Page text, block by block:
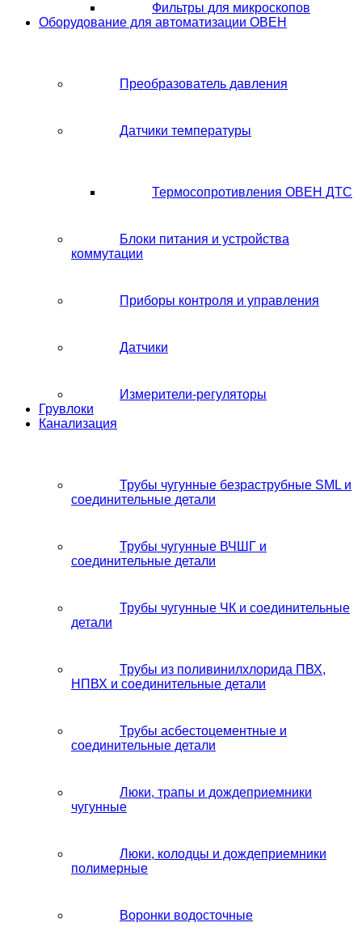
Фильтры для микроскопов
Оборудование для автоматизации ОВЕН
Преобразователь давления
Датчики температуры
Термосопротивления ОВЕН ДТС
Блоки питания и устройства
коммутации
Приборы контроля и управления
Датчики
Измерители-регуляторы
Грувлоки
Канализация
Трубы чугунные безраструбные SML и
соединительные детали
Трубы чугунные ВЧШГ и
соединительные детали
Трубы чугунные ЧК и соединительные
детали
Трубы из поливинилхлорида ПВХ,
НПВХ и соединительные детали
Трубы асбестоцементные и
соединительные детали
Люки, трапы и дождеприемники
чугунные
Люки, колодцы и дождеприемники
полимерные
Воронки водосточные